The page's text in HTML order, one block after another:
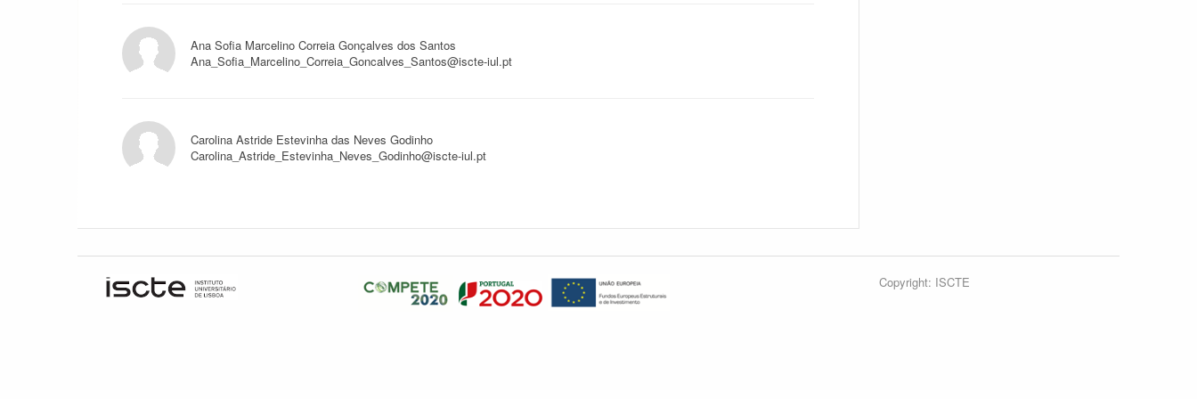
Ana Sofia Marcelino Correia Gonçalves dos Santos
Ana_Sofia_Marcelino_Correia_Goncalves_Santos@iscte-iul.pt
Carolina Astride Estevinha das Neves Godinho
Carolina_Astride_Estevinha_Neves_Godinho@iscte-iul.pt
Copyright: ISCTE